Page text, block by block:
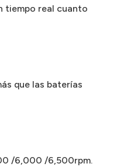
tiempo real cuanto
que las baterías
/6,000 /6,500rpm.